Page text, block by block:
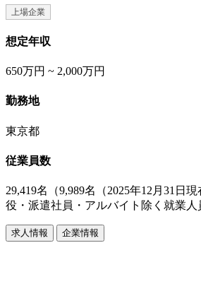
上場企業
想定年収
650万円 ~ 2,000万円
勤務地
東京都
従業員数
29,419名（9,989名（2025年12月31日
役・派遣社員・アルバイト除く就業人
求人情報 企業情報